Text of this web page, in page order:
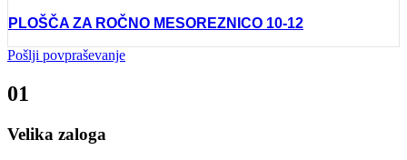
PLOŠČA ZA ROČNO MESOREZNICO 10-12
Pošlji povpraševanje
01
Velika zaloga